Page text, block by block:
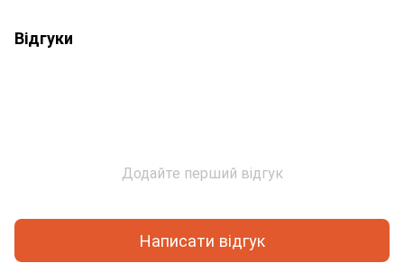
Відгуки
Додайте перший відгук
Написати відгук